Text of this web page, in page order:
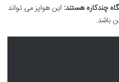
چندکاره هستند: این هواپز می تواند
باشد.